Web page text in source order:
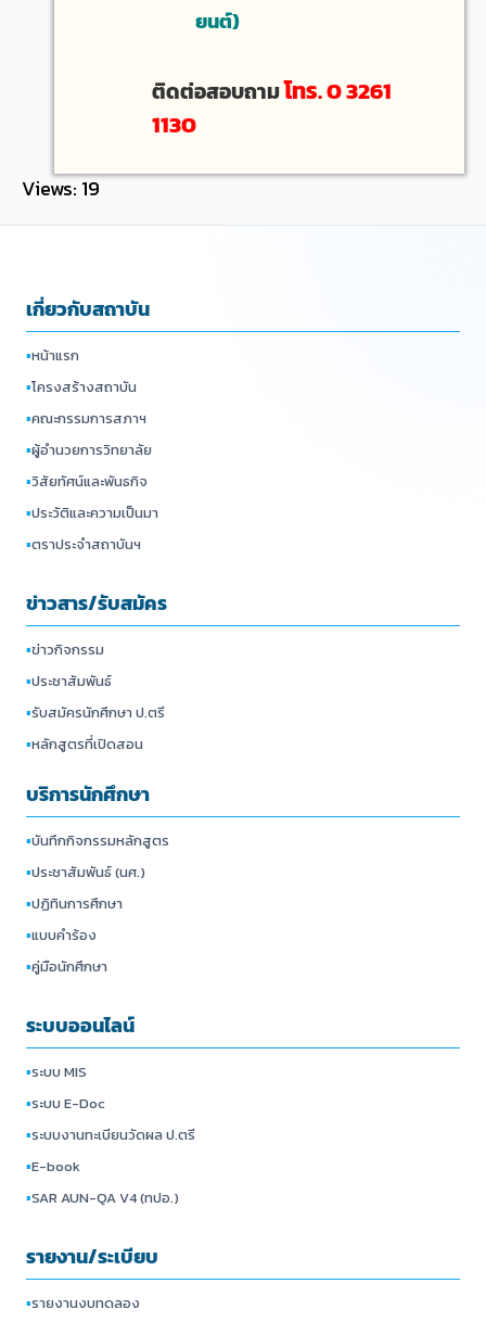
ยนต์)
ติดต่อสอบถามโทร. 0 3261
1130
Views: 19
เกี่ยวกับสถาบัน
▪หน้าแรก
▪โครงสร้างสถาบัน
▪คณะกรรมการสภาฯ
▪ผู้อำนวยการวิทยาลัย
▪วิสัยทัศน์และพันธกิจ
▪ประวัติและความเป็นมา
▪ตราประจำสถาบันฯ
ข่าวสาร/รับสมัคร
▪ข่าวกิจกรรม
▪ประชาสัมพันธ์
▪รับสมัครนักศึกษา ป.ตรี
▪หลักสูตรที่เปิดสอน
บริการนักศึกษา
▪บันทึกกิจกรรมหลักสูตร
▪ประชาสัมพันธ์ (นศ.)
▪ปฏิทินการศึกษา
▪แบบคำร้อง
▪คู่มือนักศึกษา
ระบบออนไลน์
▪ระบบ MIS
▪ระบบ E-Doc
▪ระบบงานทะเบียนวัดผล ป.ตรี
▪E-book
▪SAR AUN-QA V4 (ทปอ.)
รายงาน/ระเบียบ
▪รายงานงบทดลอง